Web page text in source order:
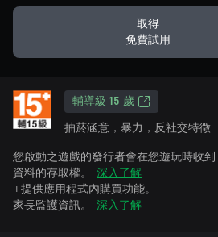
取得
免費試用
輔導級 15 歲
抽菸涵意，暴力，反社交特徵
您啟動之遊戲的發行者會在您遊玩時收
資料的存取權。
深入了解
+提供應用程式內購買功能。
家長監護資訊。
深入了解